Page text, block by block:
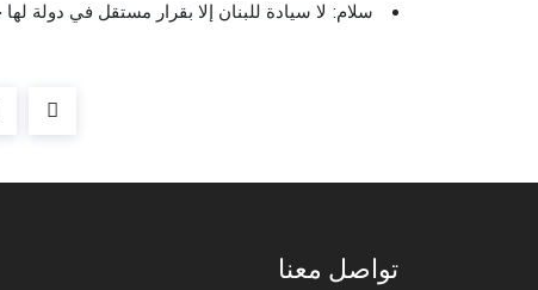
سلام: لا سيادة للبنان إلا بقرار مستقل في دولة
تواصل معنا